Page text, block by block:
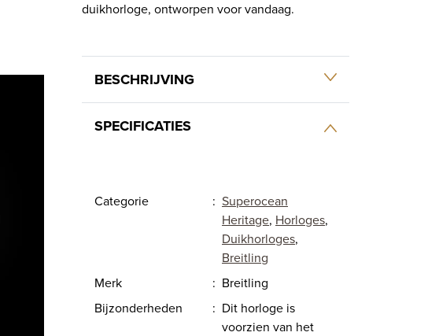
duikhorloge, ontworpen voor vandaag.
BESCHRIJVING
SPECIFICATIES
Categorie : Superocean
Heritage, Horloges,
Duikhorloges,
Breitling
Merk
: Breitling
Bijzonderheden
: Dit horloge is
voorzien van het